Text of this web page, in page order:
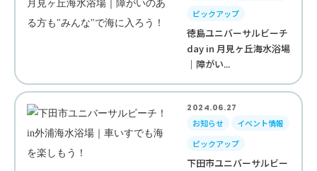
ピックアップ
徳島ユニバーサルビーチ
day in 月見ヶ丘海水浴場
｜障がい...
2024.06.27
お知らせ
イベント情報
ピックアップ
下田市ユニバーサルビー